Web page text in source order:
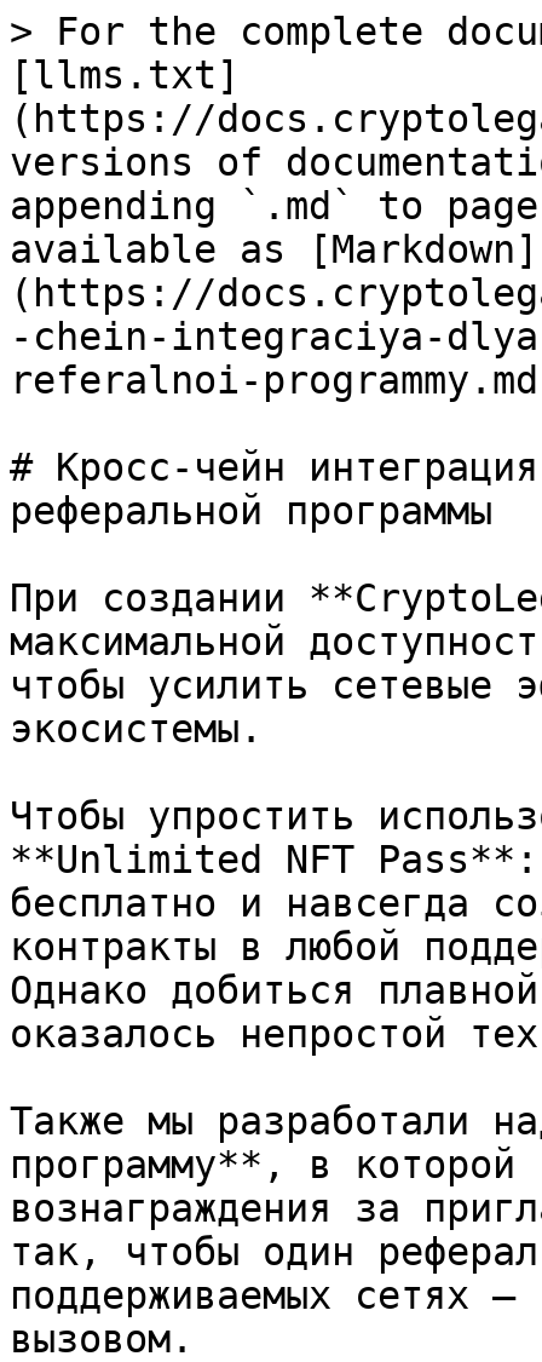
> For the complete
[llms.txt]
(https://
versions of
appending `.md` to
available as [Markdown]
(https://
-chein-integraciya-
referalnoi-
# Кросс-чейн
реферальной программы
При создании
максимальной
чтобы усилить сетевые
экосистемы.
Чтобы упростить
**Unlimited NFT Pass**:
бесплатно и навсегда
контракты в любой
Однако добиться
оказалось непростой
Также мы разработали
программу**, в которой
вознаграждения за
так, чтобы один
поддерживаемых сетях
вызовом.